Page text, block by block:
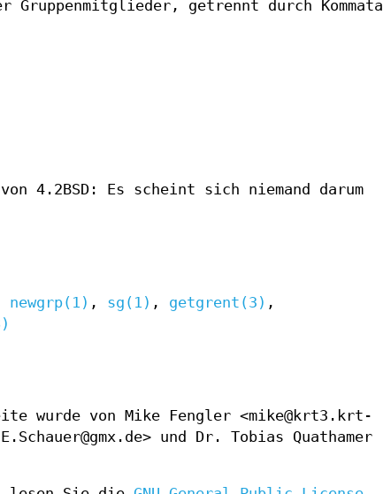
getrennt durch Kommata
von 4.2BSD: Es scheint sich niemand darum
newgrp(1) , sg(1) , getgrent(3) ,
wurde von Mike Fengler <mike@krt3.krt-
und Dr. Tobias Quathamer